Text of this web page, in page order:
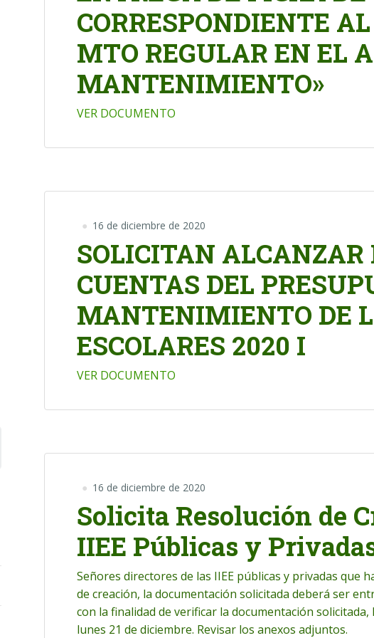
CORRESPONDIENTE
MTO REGULAR EN EL
MANTENIMIENTO»
VER DOCUMENTO
16 de diciembre de 2020
SOLICITAN ALCANZAR
CUENTAS DEL
MANTENIMIENTO DE
ESCOLARES 2020 I
VER DOCUMENTO
16 de diciembre de 2020
Solicita Resolución de
IIEE Públicas y
Señores directores de las IIEE públicas y privadas que
de creación, la documentación solicitada deberá ser
con la finalidad de verificar la documentación
lunes 21 de diciembre. Revisar los anexos adjuntos.